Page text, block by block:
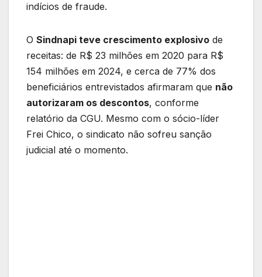
indícios de fraude.
O Sindnapi teve crescimento explosivo de
receitas: de R$ 23 milhões em 2020 para R$
154 milhões em 2024, e cerca de 77% dos
beneficiários entrevistados afirmaram que não
autorizaram os descontos, conforme
relatório da CGU. Mesmo com o sócio-líder
Frei Chico, o sindicato não sofreu sanção
judicial até o momento.